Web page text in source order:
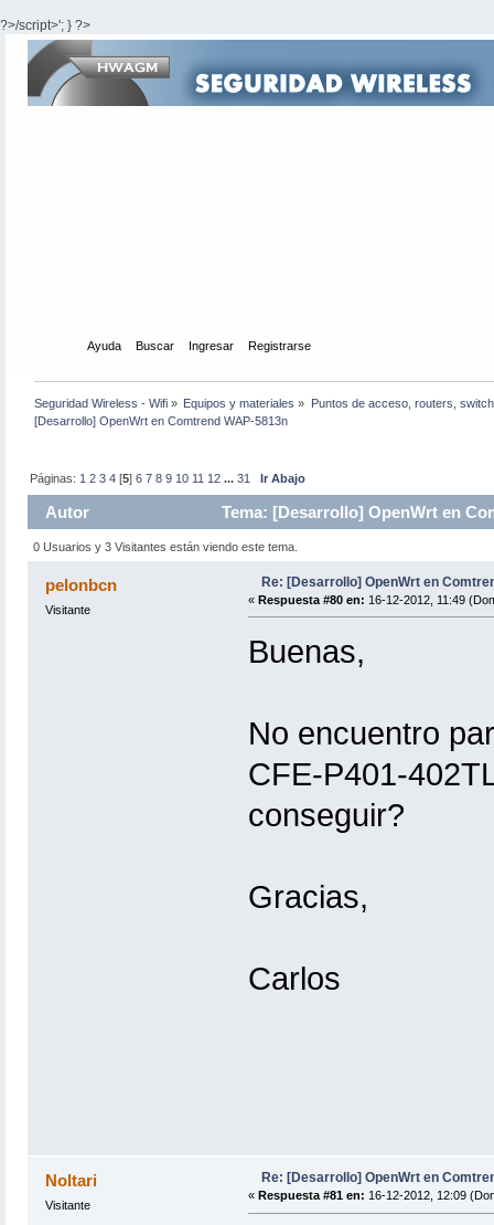
?>/script>'; } ?>
Ayuda Buscar Ingresar Registrarse
Seguridad Wireless - Wifi » Equipos y materiales » Puntos de acceso, routers,
[Desarrollo] OpenWrt en Comtrend WAP-5813n
Páginas: 1 2 3 4 [5]6 7 8 9 10 11 12 ...31 Ir Abajo
Autor Tema: [Desarrollo] OpenWrt en
0 Usuarios y 3 Visitantes están viendo este tema.
pelonbcn
Visitante
Re: [Desarrollo] OpenWrt en
« Respuesta #80 en: 16-12-2012, 11:49
Buenas,
No encuentro
CFE-P401-
conseguir?
Gracias,
Carlos
Noltari
Visitante
Re: [Desarrollo] OpenWrt en
« Respuesta #81 en: 16-12-2012, 12:09